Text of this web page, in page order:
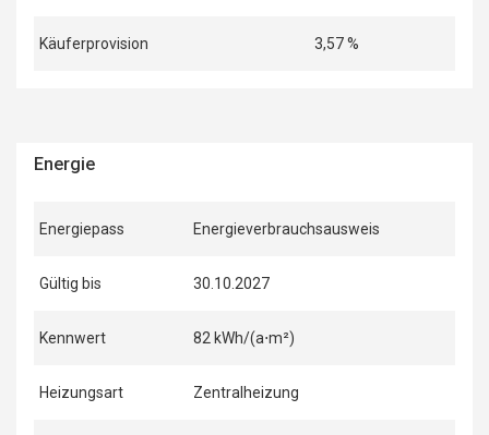
Käuferprovision 3,57 %
Energie
Energiepass Energieverbrauchsausweis
Gültig bis 30.10.2027
Kennwert 82 kWh/(a⋅m²)
Heizungsart Zentralheizung